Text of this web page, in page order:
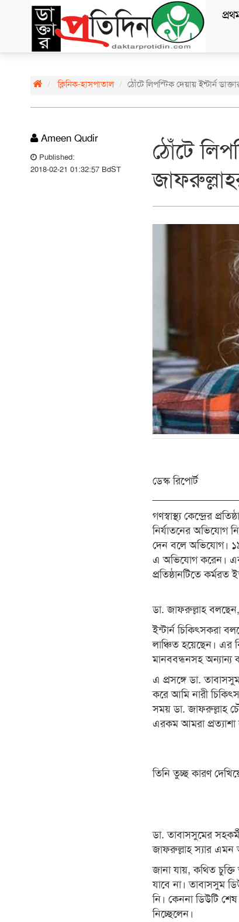
ক্লিনিক-হাসপাতাল ঠোঁটে লিপস্টিক দেয়ায় ইন্টার্ন
Ameen Qudir
Published:
2018-02-21 01:32:57 BdST
ঠোঁটে
ডেস্ক রিপোর্ট
গণস্বাস্থ্য কেন্দ্রের
নির্যাতনের অভিযোগ
দেন বলে অভিযোগ। ১৯
এ অভিযোগ করেন।
প্রতিষ্ঠানটিতে কর্মরত
ডা. জাফরুল্লাহ
ইন্টার্ন চিকিৎসকরা
লাঞ্চিত হয়েছেন। এর
মানববন্ধনসহ অন্যান্য
এ প্রসঙ্গে ডা.
করে আমি নারী
সময় ডা. জাফরুল্লাহ
এরকম আমরা প্রত্যাশা
তিনি তুচ্ছ কারণ
ডা. তাবাসসুমের
জাফরুল্লাহ স্যার
জানা যায়, কথিত
যাবে না। তাবাসসুম
নি। কেননা ডিউটি
নিচ্ছেলেন।